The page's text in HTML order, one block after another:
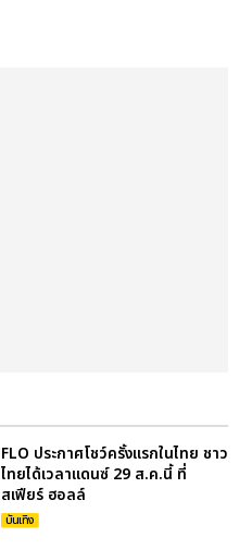
FLO ประกาศโชว์ครั้งแรกในไทย ชาว
ไทยได้เวลาแดนซ์ 29 ส.ค.นี้ ที่
สเฟียร์ ฮอลล์
บันเทิง